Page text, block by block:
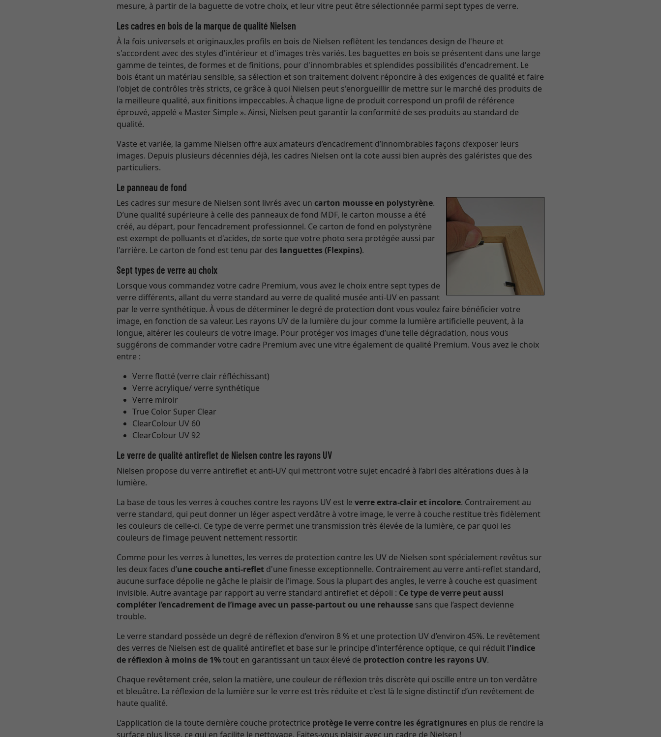
mesure, à partir de la baguette de votre choix, et leur vitre peut être sélectionnée parmi sept types de verre.
Les cadres en bois de la marque de qualité Nielsen
À la fois universels et originaux,les profils en bois de Nielsen reflètent les tendances design de l'heure et
s'accordent avec des styles d'intérieur et d'images très variés. Les baguettes en bois se présentent dans une large
gamme de teintes, de formes et de finitions, pour d'innombrables et splendides possibilités d'encadrement. Le
bois étant un matériau sensible, sa sélection et son traitement doivent répondre à des exigences de qualité et faire
l'objet de contrôles très stricts, ce grâce à quoi Nielsen peut s'enorgueillir de mettre sur le marché des produits de
la meilleure qualité, aux finitions impeccables. À chaque ligne de produit correspond un profil de référence
éprouvé, appelé « Master Simple ». Ainsi, Nielsen peut garantir la conformité de ses produits au standard de
qualité.
Vaste et variée, la gamme Nielsen offre aux amateurs d’encadrement d’innombrables façons d’exposer leurs
images. Depuis plusieurs décennies déjà, les cadres Nielsen ont la cote aussi bien auprès des galéristes que des
particuliers.
Le panneau de fond
Les cadres sur mesure de Nielsen sont livrés avec un carton mousse en polystyrène.
D’une qualité supérieure à celle des panneaux de fond MDF, le carton mousse a été
créé, au départ, pour l’encadrement professionnel. Ce carton de fond en polystyrène
est exempt de polluants et d'acides, de sorte que votre photo sera protégée aussi par
l'arrière. Le carton de fond est tenu par des languettes (Flexpins).
Sept types de verre au choix
Lorsque vous commandez votre cadre Premium, vous avez le choix entre sept types de
verre différents, allant du verre standard au verre de qualité musée anti-UV en passant
par le verre synthétique. À vous de déterminer le degré de protection dont vous voulez faire bénéficier votre
image, en fonction de sa valeur. Les rayons UV de la lumière du jour comme la lumière artificielle peuvent, à la
longue, altérer les couleurs de votre image. Pour protéger vos images d’une telle dégradation, nous vous
suggérons de commander votre cadre Premium avec une vitre également de qualité Premium. Vous avez le choix
entre :
Verre flotté (verre clair réfléchissant)
Verre acrylique/ verre synthétique
Verre miroir
True Color Super Clear
ClearColour UV 60
ClearColour UV 92
Le verre de qualité antireflet de Nielsen contre les rayons UV
Nielsen propose du verre antireflet et anti-UV qui mettront votre sujet encadré à l’abri des altérations dues à la
lumière.
La base de tous les verres à couches contre les rayons UV est leverre extra-clair et incolore. Contrairement au
verre standard, qui peut donner un léger aspect verdâtre à votre image, le verre à couche restitue très fidèlement
les couleurs de celle-ci. Ce type de verre permet une transmission très élevée de la lumière, ce par quoi les
couleurs de l’image peuvent nettement ressortir.
Comme pour les verres à lunettes, les verres de protection contre les UV de Nielsen sont spécialement revêtus sur
les deux faces d’une couche anti-reflet d'une finesse exceptionnelle. Contrairement au verre anti-reflet standard,
aucune surface dépolie ne gâche le plaisir de l'image. Sous la plupart des angles, le verre à couche est quasiment
invisible. Autre avantage par rapport au verre standard antireflet et dépoli : Ce type de verre peut aussi
compléter l’encadrement de l’image avec un passe-partout ou une rehausse sans que l’aspect devienne
trouble.
Le verre standard possède un degré de réflexion d’environ 8 % et une protection UV d’environ 45%. Le revêtement
des verres de Nielsen est de qualité antireflet et base sur le principe d’interférence optique, ce qui réduit l'indice
de réflexion à moins de 1%tout en garantissant un taux élevé de protection contre les rayons UV.
Chaque revêtement crée, selon la matière, une couleur de réflexion très discrète qui oscille entre un ton verdâtre
et bleuâtre. La réflexion de la lumière sur le verre est très réduite et c'est là le signe distinctif d’un revêtement de
haute qualité.
L’application de la toute dernière couche protectrice protège le verre contre les égratignures en plus de rendre la
surface plus lisse, ce qui en facilite le nettoyage. Faites-vous plaisir avec un cadre de Nielsen !